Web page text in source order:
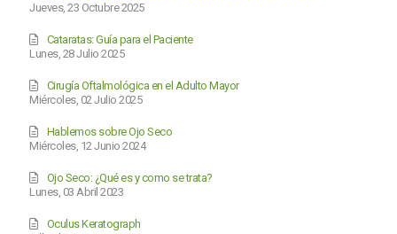
Jueves, 23 Octubre 2025
Lunes, 28 Julio 2025
Cataratas: Guía para el Paciente
Miércoles, 02 Julio 2025
Cirugía Oftalmológica en el Adulto Mayor
Miércoles, 12 Junio 2024
Hablemos sobre Ojo Seco
Lunes, 03 Abril 2023
Ojo Seco: ¿Qué es y como se trata?
Oculus Keratograph